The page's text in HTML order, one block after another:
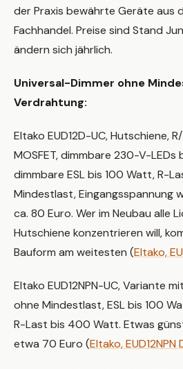
der Praxis bewährte Geräte aus
Fachhandel. Preise sind Stand
ändern sich jährlich.
Universal-Dimmer ohne
Verdrahtung:
Eltako EUD12D-UC, Hutschiene,
MOSFET, dimmbare 230-V-LEDs
dimmbare ESL bis 100 Watt, R-
Mindestlast, Eingangsspannung
ca. 80 Euro. Wer im Neubau alle
Hutschiene konzentrieren will,
Bauform am weitesten (Eltako,
Eltako EUD12NPN-UC, Variante
ohne Mindestlast, ESL bis 100
R-Last bis 400 Watt. Etwas
etwa 70 Euro (Eltako,